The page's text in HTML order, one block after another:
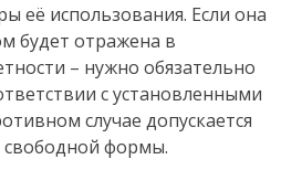
её использования. Если она
будет отражена в
– нужно обязательно
с установленными
случае допускается
формы.